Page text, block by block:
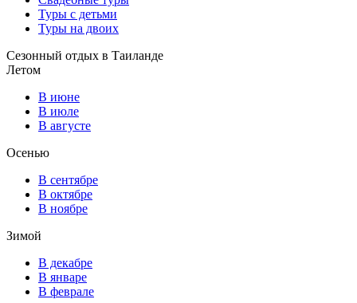
Туры с детьми
Туры на двоих
Сезонный отдых в Таиланде
Летом
В июне
В июле
В августе
Осенью
В сентябре
В октябре
В ноябре
Зимой
В декабре
В январе
В феврале